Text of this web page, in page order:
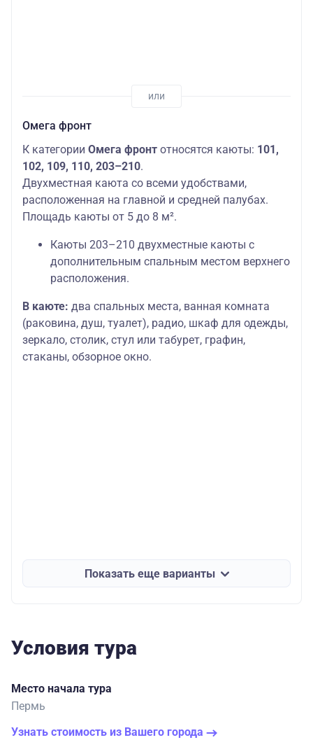
Омега фронт
К категории Омега фронт относятся каюты: 101,
102, 109, 110, 203–210.
Двухместная каюта со всеми удобствами,
расположенная на главной и средней палубах.
Площадь каюты от 5 до 8 м².
Каюты 203–210 двухместные каюты с
дополнительным спальным местом верхнего
расположения.
В каюте: два спальных места, ванная комната
(раковина, душ, туалет), радио, шкаф для одежды,
зеркало, столик, стул или табурет, графин,
стаканы, обзорное окно.
Показать еще варианты
Условия тура
Место начала тура
Пермь
Узнать стоимость из Вашего города